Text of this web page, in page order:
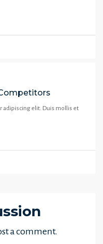
adipiscing elit. Duis mollis et
a comment.